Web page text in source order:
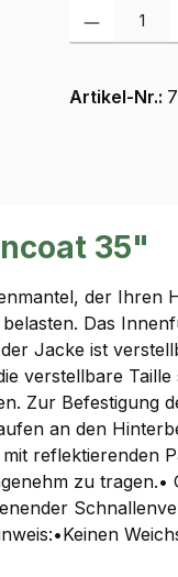
Produkt
Artikel-Nr.:
35"
der
Das
Jacke ist
verstellbare
Zur Befestigung
an den
reflektierenden
zu